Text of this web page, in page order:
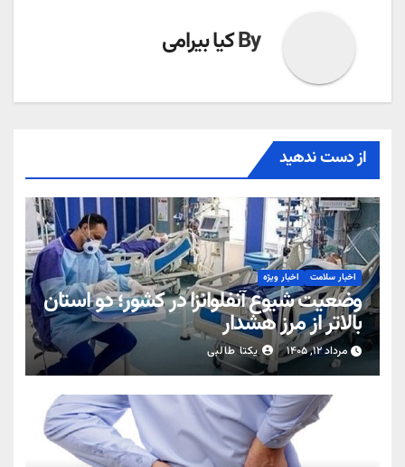
Byکیا بیرامی
از دست ندهید
اخبار سلامت اخبار ویژه
وضعیت شیوع آنفلوانزا در کشور؛ دو استان
بالاتر از مرز هشدار
مرداد ۱۲, ۱۴۰۵ یکتا طالبی